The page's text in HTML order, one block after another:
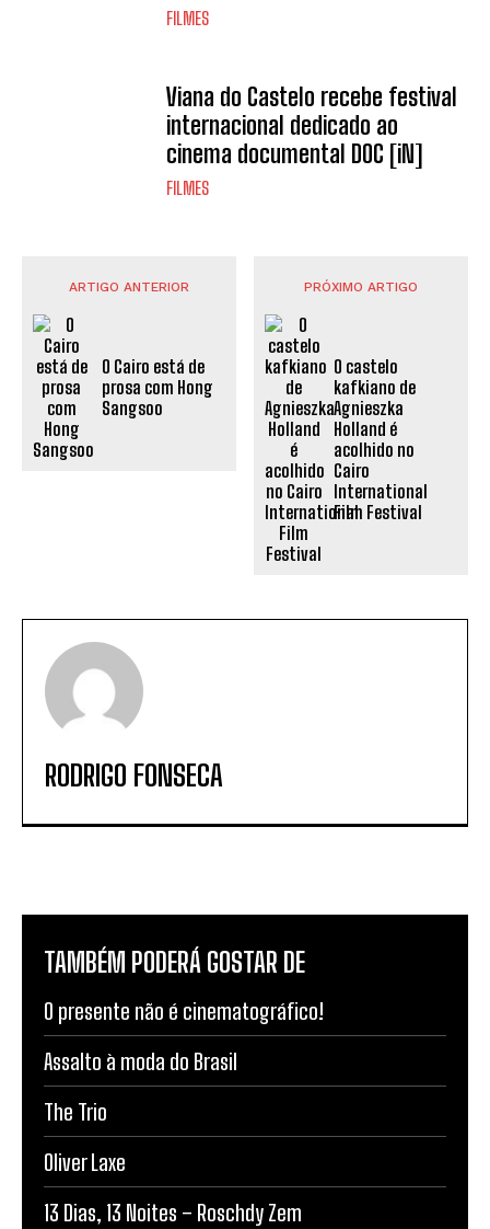
FILMES
Viana do Castelo recebe festival
internacional dedicado ao
cinema documental DOC [iN]
FILMES
ARTIGO ANTERIOR
O Cairo está de
prosa com Hong
Sangsoo
PRÓXIMO ARTIGO
O castelo
kafkiano de
Agnieszka
Holland é
acolhido no
Cairo
International
Film Festival
RODRIGO FONSECA
TAMBÉM PODERÁ GOSTAR DE
O presente não é cinematográfico!
Assalto à moda do Brasil
The Trio
Oliver Laxe
13 Dias, 13 Noites – Roschdy Zem